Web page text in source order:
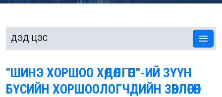
ДЭД ЦЭС
"ШИНЭ ХОРШОО ХӨДӨЛГӨӨН"-ИЙ ЗҮҮН
БҮСИЙН ХОРШООЛОГЧДИЙН ЗӨВЛӨГӨӨН